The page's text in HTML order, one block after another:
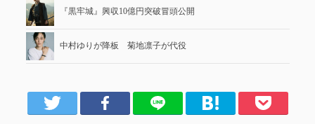
『黒牢城』興収10億円突破冒頭公開
中村ゆりが降板 菊地凛子が代役
Facebook LINE はてブ Pocket